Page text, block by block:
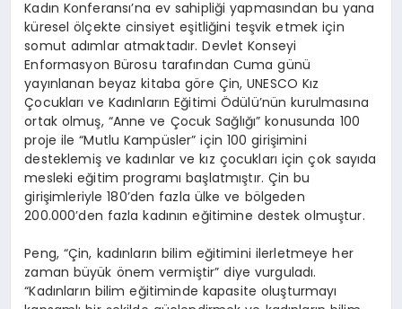
Kadın Konferansı’na ev sahipliği yapmasından bu yana
küresel ölçekte cinsiyet eşitliğini teşvik etmek için
somut adımlar atmaktadır. Devlet Konseyi
Enformasyon Bürosu tarafından Cuma günü
yayınlanan beyaz kitaba göre Çin, UNESCO Kız
Çocukları ve Kadınların Eğitimi Ödülü’nün kurulmasına
ortak olmuş, “Anne ve Çocuk Sağlığı” konusunda 100
proje ile “Mutlu Kampüsler” için 100 girişimini
desteklemiş ve kadınlar ve kız çocukları için çok sayıda
mesleki eğitim programı başlatmıştır. Çin bu
girişimleriyle 180’den fazla ülke ve bölgeden
200.000’den fazla kadının eğitimine destek olmuştur.
Peng, “Çin, kadınların bilim eğitimini ilerletmeye her
zaman büyük önem vermiştir” diye vurguladı.
“Kadınların bilim eğitiminde kapasite oluşturmayı